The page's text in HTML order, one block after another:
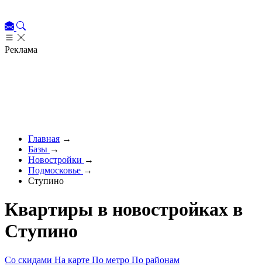
Реклама
Главная →
Базы →
Новостройки →
Подмосковье →
Ступино
Квартиры в новостройках в
Ступино
Со скидами На карте По метро По районам